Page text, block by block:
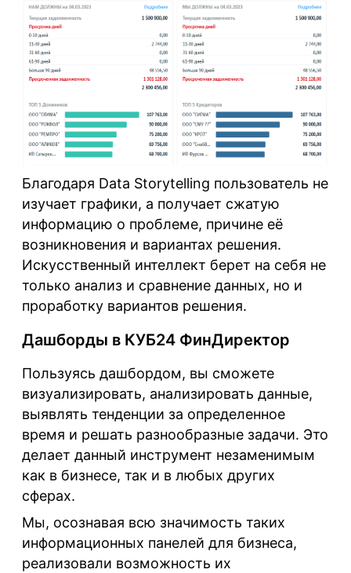
Благодаря Data Storytelling пользователь не
изучает графики, а получает сжатую
информацию о проблеме, причине её
возникновения и вариантах решения.
Искусственный интеллект берет на себя не
только анализ и сравнение данных, но и
проработку вариантов решения.
Дашборды в КУБ24 ФинДиректор
Пользуясь дашбордом, вы сможете
визуализировать, анализировать данные,
выявлять тенденции за определенное
время и решать разнообразные задачи. Это
делает данный инструмент незаменимым
как в бизнесе, так и в любых других
сферах.
Мы, осознавая всю значимость таких
информационных панелей для бизнеса,
реализовали возможность их